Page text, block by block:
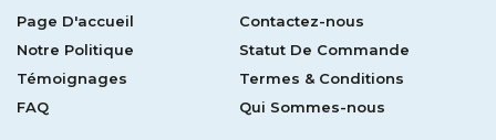
Page D'accueil
Contactez-nous
Notre Politique
Statut De Commande
Témoignages
Termes & Conditions
FAQ
Qui Sommes-nous